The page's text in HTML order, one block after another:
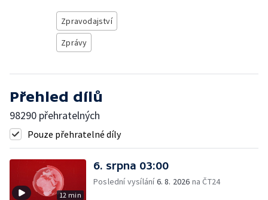
Zpravodajství
Zprávy
Přehled dílů
98290 přehratelných
Pouze přehratelné díly
12 min
6. srpna 03:00
Poslední vysílání6. 8. 2026 na ČT24